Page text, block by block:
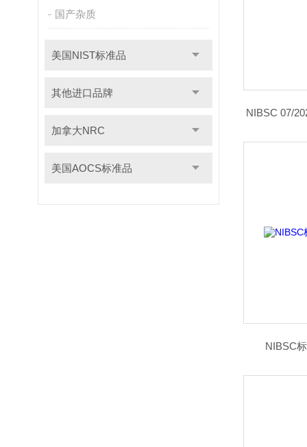
国产杂质
美国NIST标准品
其他进口品牌
加拿大NRC
美国AOCS标准品
NIBSC 07/
NIBSC